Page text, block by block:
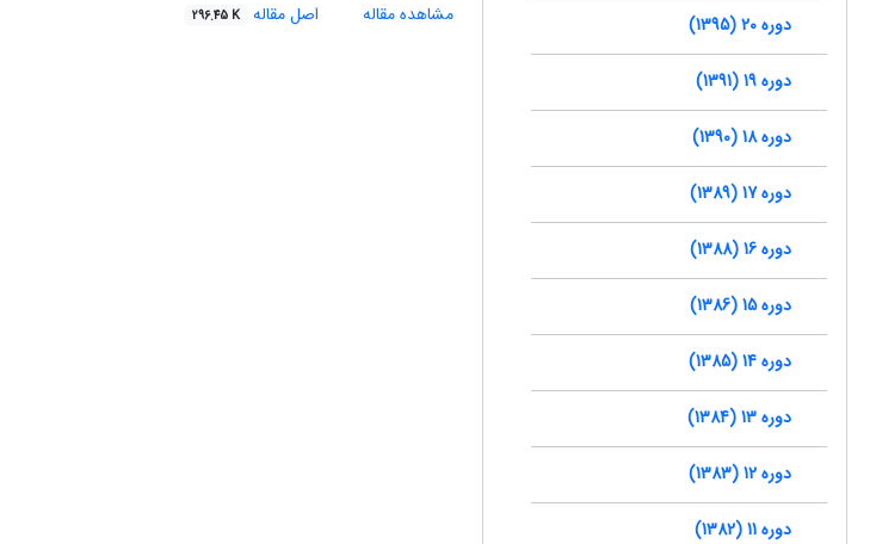
مشاهده مقاله
اصل مقاله 296.45 K دوره 20 (1395)
دوره 19 (1391)
دوره 18 (1390)
دوره 17 (1389)
دوره 16 (1388)
دوره 15 (1386)
دوره 14 (1385)
دوره 13 (1384)
دوره 12 (1383)
دوره 11 (1382)